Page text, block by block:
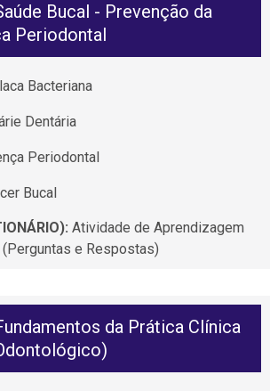
Bucal - Prevenção da
Periodontal
Bacteriana
Dentária
Periodontal
Bucal
Atividade de Aprendizagem
e Respostas)
da Prática Clínica